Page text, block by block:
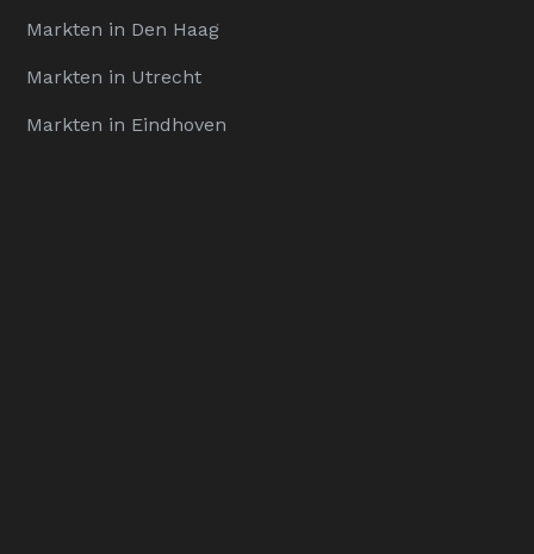
Markten in Den Haag
Markten in Utrecht
Markten in Eindhoven